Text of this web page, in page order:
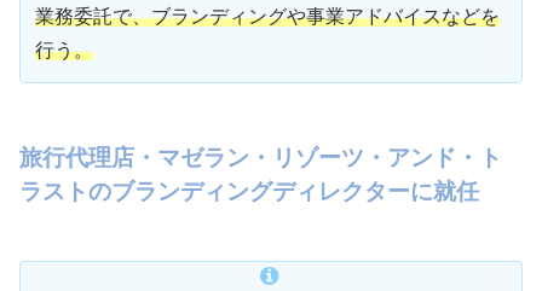
業務委託で、ブランディングや事業アドバイスなどを
行う。
旅行代理店・マゼラン・リゾーツ・アンド・ト
ラストのブランディングディレクターに就任